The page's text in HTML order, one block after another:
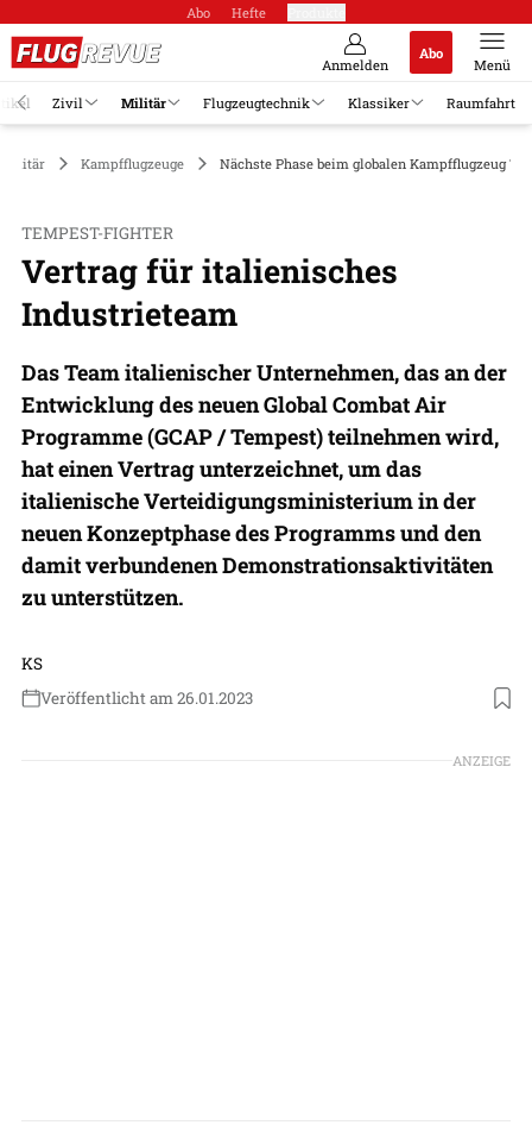
Abo Hefte
Anmelden
Abo
Menü
Zivil Militär Flugzeugtechnik Klassiker Raumfahrt
Militär Kampfflugzeuge Nächste Phase beim globalen Kampfflugzeug
TEMPEST-FIGHTER
Vertrag für italienisches
Industrieteam
Das Team italienischer Unternehmen, das an der
Entwicklung des neuen Global Combat Air
Programme (GCAP / Tempest) teilnehmen wird,
hat einen Vertrag unterzeichnet, um das
italienische Verteidigungsministerium in der
neuen Konzeptphase des Programms und den
damit verbundenen Demonstrationsaktivitäten
zu unterstützen.
KS
Veröffentlicht am 26.01.2023
Foto: BAE Systems
ANZEIGE